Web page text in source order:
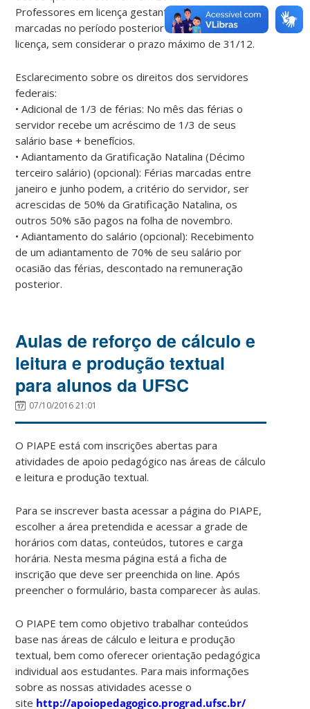
Professores em licença gestante tem suas férias
marcadas no período posterior ao término da
licença, sem considerar o prazo máximo de 31/12.
Esclarecimento sobre os direitos dos servidores
federais:
• Adicional de 1/3 de férias: No mês das férias o
servidor recebe um acréscimo de 1/3 de seus
salário base + benefícios.
• Adiantamento da Gratificação Natalina (Décimo
terceiro salário) (opcional): Férias marcadas entre
janeiro e junho podem, a critério do servidor, ser
acrescidas de 50% da Gratificação Natalina, os
outros 50% são pagos na folha de novembro.
• Adiantamento do salário (opcional): Recebimento
de um adiantamento de 70% de seu salário por
ocasião das férias, descontado na remuneração
posterior.
Aulas de reforço de cálculo e
leitura e produção textual
para alunos da UFSC
07/10/2016 21:01
O PIAPE está com inscrições abertas para
atividades de apoio pedagógico nas áreas de cálculo
e leitura e produção textual.
Para se inscrever basta acessar a página do PIAPE,
escolher a área pretendida e acessar a grade de
horários com datas, conteúdos, tutores e carga
horária. Nesta mesma página está a ficha de
inscrição que deve ser preenchida on line. Após
preencher o formulário, basta comparecer às aulas.
O PIAPE tem como objetivo trabalhar conteúdos
base nas áreas de cálculo e leitura e produção
textual, bem como oferecer orientação pedagógica
individual aos estudantes. Para mais informações
sobre as nossas atividades acesse o
site http://apoiopedagogico.prograd.ufsc.br/